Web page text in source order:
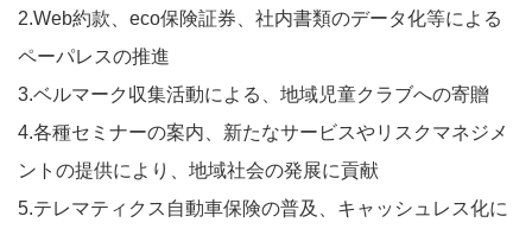
2.Web約款、eco保険証券、社内書類のデータ化等による
ペーパレスの推進
3.ベルマーク収集活動による、地域児童クラブへの寄贈
4.各種セミナーの案内、新たなサービスやリスクマネジメ
ントの提供により、地域社会の発展に貢献
5.テレマティクス自動車保険の普及、キャッシュレス化に